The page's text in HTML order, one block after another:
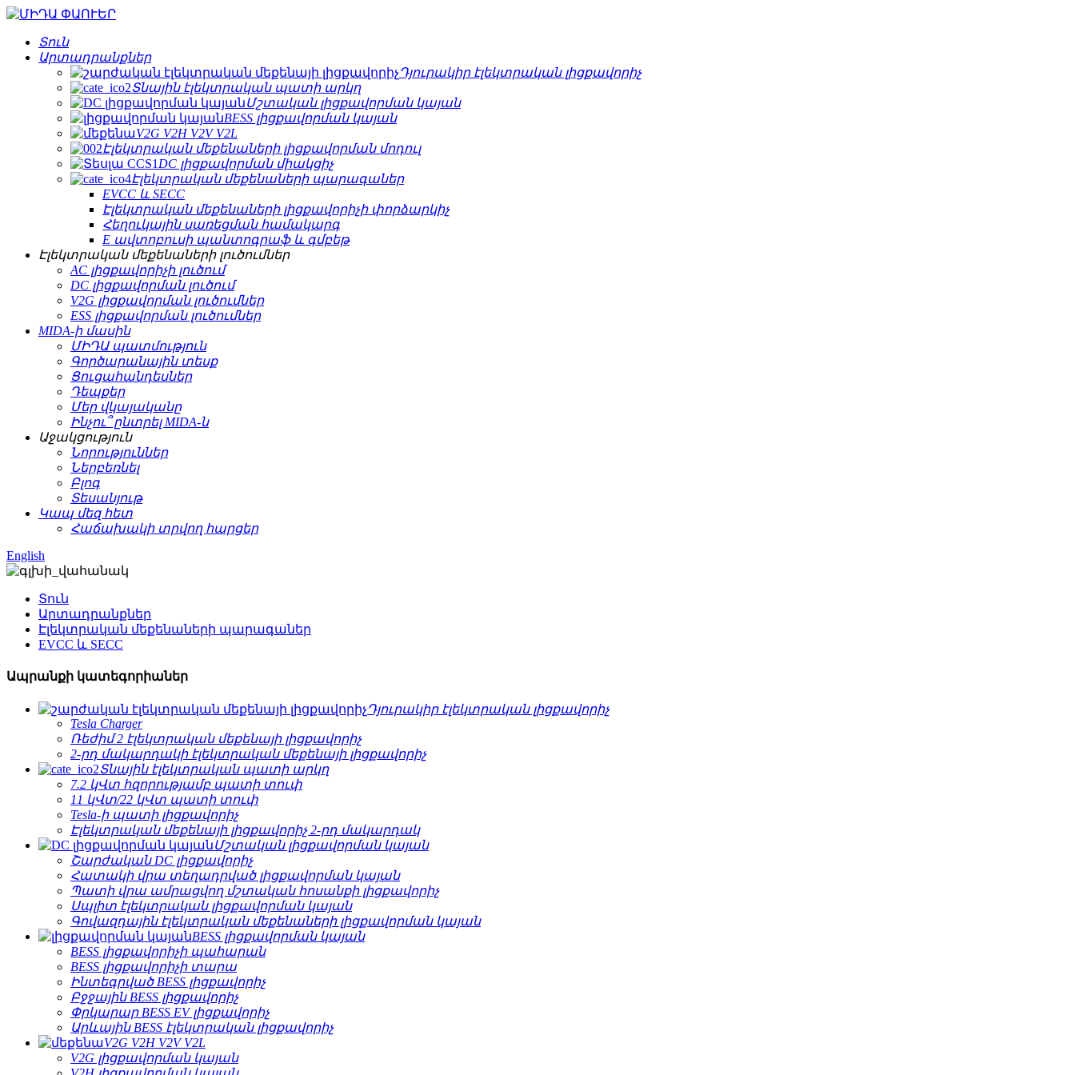
Տուն
Արտադրանքներ
Դյուրակիր էլեկտրական լիցքավորիչ
Տնային էլեկտրական պատի արկղ
Մշտական ​​լիցքավորման կայան
BESS լիցքավորման կայան
V2G V2H V2V V2L
Էլեկտրական մեքենաների լիցքավորման մոդուլ
DC լիցքավորման միակցիչ
Էլեկտրական մեքենաների պարագաներ
EVCC և SECC
Էլեկտրական մեքենաների լիցքավորիչի փորձարկիչ
Հեղուկային սառեցման համակարգ
E ավտոբուսի պանտոգրաֆ և գմբեթ
Էլեկտրական մեքենաների լուծումներ
AC լիցքավորիչի լուծում
DC լիցքավորման լուծում
V2G լիցքավորման լուծումներ
ESS լիցքավորման լուծումներ
MIDA-ի մասին
ՄԻԴԱ պատմություն
Գործարանային տեսք
Ցուցահանդեսներ
Դեպքեր
Մեր վկայականը
Ինչու՞ ընտրել MIDA-ն
Աջակցություն
Նորություններ
Ներբեռնել
Բլոգ
Տեսանյութ
Կապ մեզ հետ
Հաճախակի տրվող հարցեր
English
Տուն
Արտադրանքներ
Էլեկտրական մեքենաների պարագաներ
EVCC և SECC
Ապրանքի կատեգորիաներ
Դյուրակիր էլեկտրական լիցքավորիչ
Tesla Charger
Ռեժիմ 2 էլեկտրական մեքենայի լիցքավորիչ
2-րդ մակարդակի էլեկտրական մեքենայի լիցքավորիչ
Տնային էլեկտրական պատի արկղ
7.2 կՎտ հզորությամբ պատի տուփ
11 կՎտ/22 կՎտ պատի տուփ
Tesla-ի պատի լիցքավորիչ
Էլեկտրական մեքենայի լիցքավորիչ 2-րդ մակարդակ
Մշտական ​​լիցքավորման կայան
Շարժական DC լիցքավորիչ
Հատակի վրա տեղադրված լիցքավորման կայան
Պատի վրա ամրացվող մշտական ​​հոսանքի լիցքավորիչ
Սպլիտ էլեկտրական լիցքավորման կայան
Գովազդային էլեկտրական մեքենաների լիցքավորման կայան
BESS լիցքավորման կայան
BESS լիցքավորիչի պահարան
BESS լիցքավորիչի տարա
Ինտեգրված BESS լիցքավորիչ
Բջջային BESS լիցքավորիչ
Փրկարար BESS EV լիցքավորիչ
Արևային BESS էլեկտրական լիցքավորիչ
V2G V2H V2V V2L
V2G լիցքավորման կայան